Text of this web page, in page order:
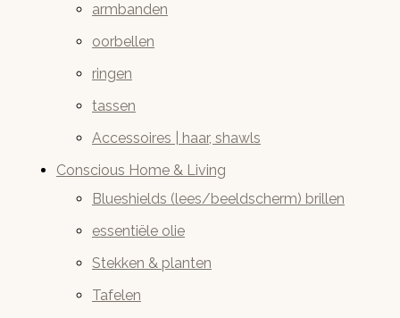
armbanden
oorbellen
ringen
tassen
Accessoires | haar, shawls
Conscious Home & Living
Blueshields (lees/beeldscherm) brillen
essentiële olie
Stekken & planten
Tafelen